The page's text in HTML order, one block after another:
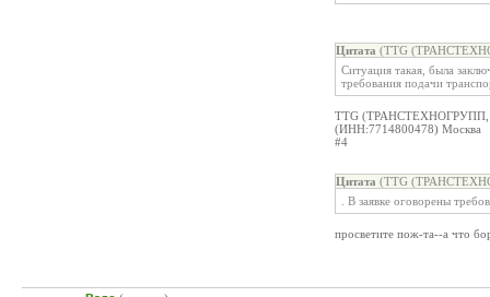
Цитата (TTG
Ситуация такая, была
требования подачи
TTG
(ИНН:7714800478) Москва
#4
Цитата (TTG
. В заявке оговорены
просветите пож-та--а что